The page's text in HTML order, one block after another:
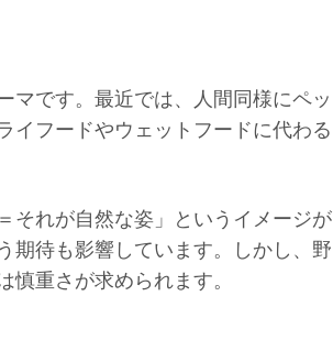
マです。最近では、人間同様にペッ
イフードやウェットフードに代わる
それが自然な姿」というイメージが
期待も影響しています。しかし、野
重さが求められます。